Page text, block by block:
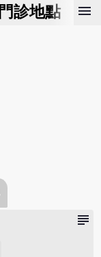
門診地點 預
menu
subject